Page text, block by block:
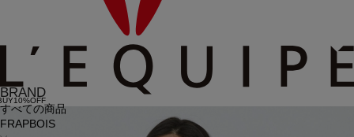
BRAND
すべての商品
FRAPBOIS